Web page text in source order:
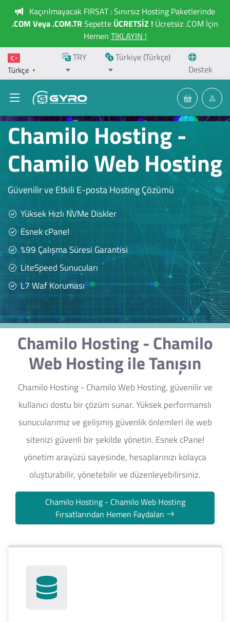
Kaçırılmayacak FIRSAT : Sınırsız Hosting Paketlerinde
.COM Veya .COM.TRSepette ÜCRETSİZ ! Ücretsiz .COM İçin
Hemen TIKLAYIN !
Türkçe ▼
TRY
Türkiye (Türkçe)
Destek
Chamilo Hosting -
Chamilo Web Hosting
Güvenilir ve Etkili E-posta Hosting Çözümü
Yüksek Hızlı NVMe Diskler
Esnek cPanel
%99 Çalışma Süresi Garantisi
LiteSpeed Sunucuları
L7 Waf Koruması
Chamilo Hosting - Chamilo
Web Hosting ile Tanışın
Chamilo Hosting - Chamilo Web Hosting, güvenilir ve
kullanıcı dostu bir çözüm sunar. Yüksek performanslı
sunucularımız ve gelişmiş güvenlik önlemleri ile web
sitenizi güvenli bir şekilde yönetin. Esnek cPanel
yönetim arayüzü sayesinde, hesaplarınızı kolayca
oluşturabilir, yönetebilir ve düzenleyebilirsiniz.
Chamilo Hosting - Chamilo Web Hosting
Fırsatlarından Hemen Faydalan